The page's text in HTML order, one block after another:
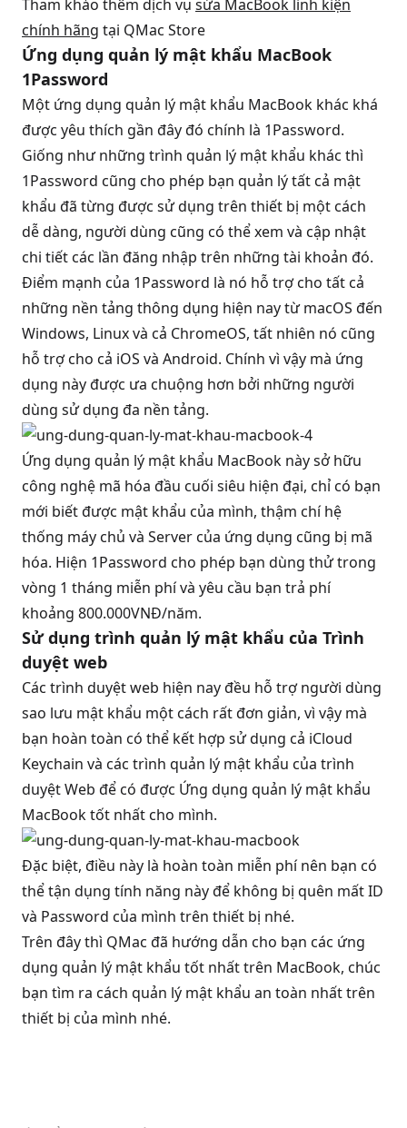
Tham khảo thêm dịch vụ sửa MacBook linh kiện
chính hãng tại QMac Store
Ứng dụng quản lý mật khẩu MacBook
1Password
Một ứng dụng quản lý mật khẩu MacBook khác khá
được yêu thích gần đây đó chính là 1Password.
Giống như những trình quản lý mật khẩu khác thì
1Password cũng cho phép bạn quản lý tất cả mật
khẩu đã từng được sử dụng trên thiết bị một cách
dễ dàng, người dùng cũng có thể xem và cập nhật
chi tiết các lần đăng nhập trên những tài khoản đó.
Điểm mạnh của 1Password là nó hỗ trợ cho tất cả
những nền tảng thông dụng hiện nay từ macOS đến
Windows, Linux và cả ChromeOS, tất nhiên nó cũng
hỗ trợ cho cả iOS và Android. Chính vì vậy mà ứng
dụng này được ưa chuộng hơn bởi những người
dùng sử dụng đa nền tảng.
Ứng dụng quản lý mật khẩu MacBook này sở hữu
công nghệ mã hóa đầu cuối siêu hiện đại, chỉ có bạn
mới biết được mật khẩu của mình, thậm chí hệ
thống máy chủ và Server của ứng dụng cũng bị mã
hóa. Hiện 1Password cho phép bạn dùng thử trong
vòng 1 tháng miễn phí và yêu cầu bạn trả phí
khoảng 800.000VNĐ/năm.
Sử dụng trình quản lý mật khẩu của Trình
duyệt web
Các trình duyệt web hiện nay đều hỗ trợ người dùng
sao lưu mật khẩu một cách rất đơn giản, vì vậy mà
bạn hoàn toàn có thể kết hợp sử dụng cả iCloud
Keychain và các trình quản lý mật khẩu của trình
duyệt Web để có được Ứng dụng quản lý mật khẩu
MacBook tốt nhất cho mình.
Đặc biệt, điều này là hoàn toàn miễn phí nên bạn có
thể tận dụng tính năng này để không bị quên mất ID
và Password của mình trên thiết bị nhé.
Trên đây thì QMac đã hướng dẫn cho bạn các ứng
dụng quản lý mật khẩu tốt nhất trên MacBook, chúc
bạn tìm ra cách quản lý mật khẩu an toàn nhất trên
thiết bị của mình nhé.